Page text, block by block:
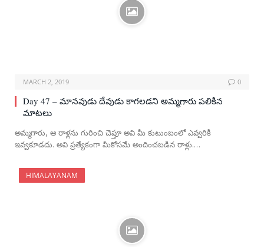
MARCH 2, 2019 0
Day 47 – మానవుడు దేవుడు కాగలడని అమ్మగారు పలికిన
మాటలు
అమ్మగారు, ఆ రాళ్లను గురించి చెప్తూ అవి మీ కుటుంబంలో ఎవ్వరికి
ఇవ్వకూడదు. అవి ప్రత్యేకంగా మీకోసమే అందించబడిన రాళ్లు.…
HIMALAYANAM